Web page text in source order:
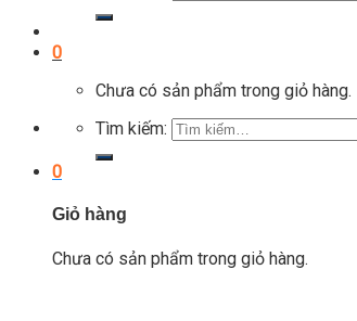
0
Chưa có sản phẩm trong giỏ hàng.
Tìm kiếm:
0
Giỏ hàng
Chưa có sản phẩm trong giỏ hàng.